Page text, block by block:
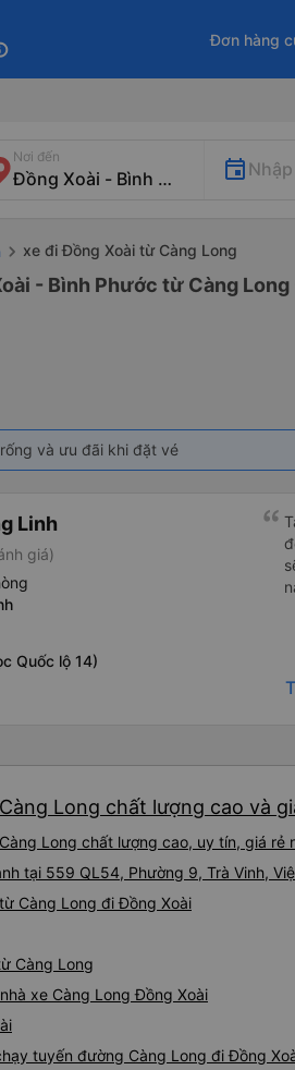
Đơn hàng
Nơi đến
xe đi Đồng Xoài từ Càng Long
- Bình Phước từ Càng
và ưu đãi khi đặt vé
Linh
giá)
Quốc lộ 14)
Long chất lượng cao và
Long chất lượng cao, uy tín, giá rẻ
tại 559 QL54, Phường 9, Trà Vinh,
Càng Long đi Đồng Xoài
Càng Long
xe Càng Long Đồng Xoài
tuyến đường Càng Long đi Đồng